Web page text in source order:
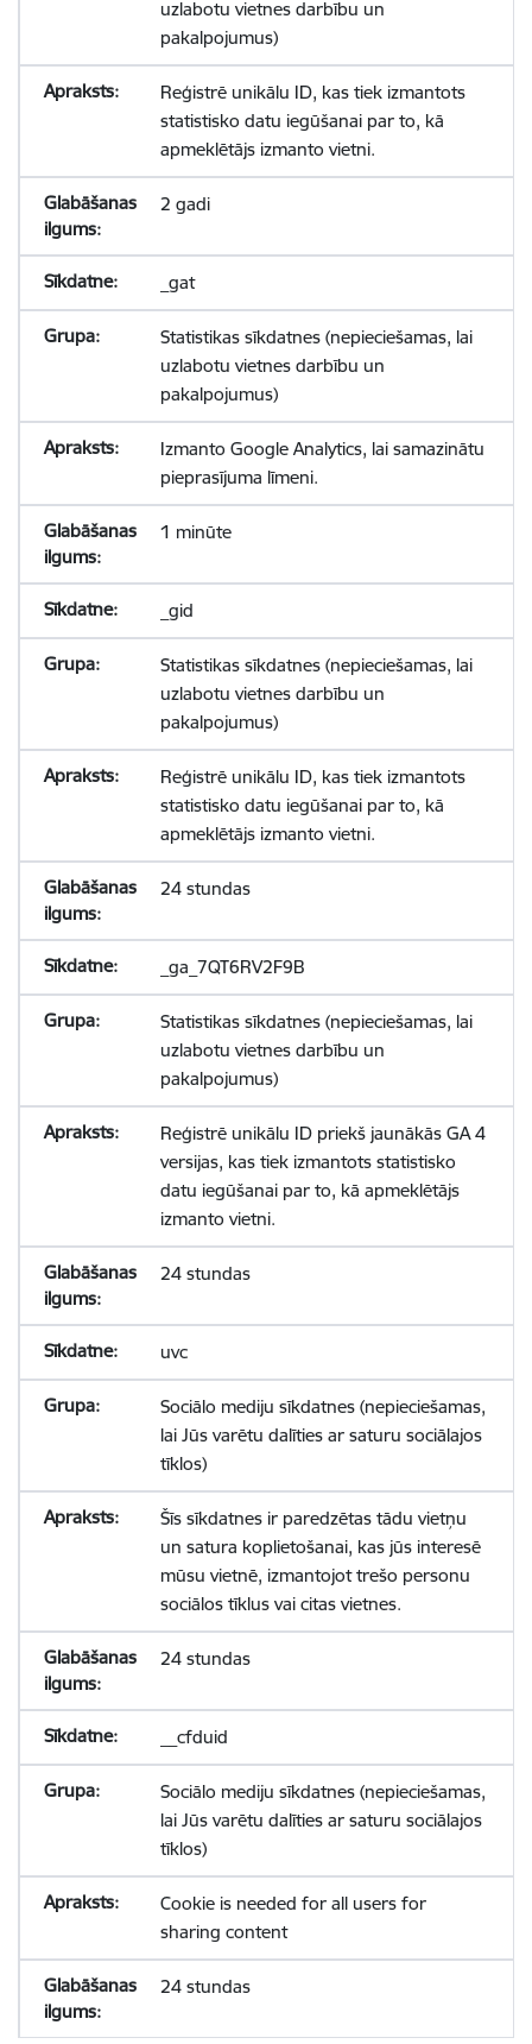
uzlabotu vietnes darbību un
pakalpojumus)
Reģistrē unikālu ID, kas tiek izmantots
statistisko datu iegūšanai par to, kā
apmeklētājs izmanto vietni.
2 gadi
_gat
Statistikas sīkdatnes (nepieciešamas, lai
uzlabotu vietnes darbību un
pakalpojumus)
Izmanto Google Analytics, lai samazinātu
pieprasījuma līmeni.
1 minūte
_gid
Statistikas sīkdatnes (nepieciešamas, lai
uzlabotu vietnes darbību un
pakalpojumus)
Reģistrē unikālu ID, kas tiek izmantots
statistisko datu iegūšanai par to, kā
apmeklētājs izmanto vietni.
24 stundas
_ga_7QT6RV2F9B
Statistikas sīkdatnes (nepieciešamas, lai
uzlabotu vietnes darbību un
pakalpojumus)
Reģistrē unikālu ID priekš jaunākās GA 4
versijas, kas tiek izmantots statistisko
datu iegūšanai par to, kā apmeklētājs
izmanto vietni.
24 stundas
uvc
Sociālo mediju sīkdatnes (nepieciešamas,
lai Jūs varētu dalīties ar saturu sociālajos
tīklos)
Šīs sīkdatnes ir paredzētas tādu vietņu
un satura koplietošanai, kas jūs interesē
mūsu vietnē, izmantojot trešo personu
sociālos tīklus vai citas vietnes.
24 stundas
__cfduid
Sociālo mediju sīkdatnes (nepieciešamas,
lai Jūs varētu dalīties ar saturu sociālajos
tīklos)
Cookie is needed for all users for
sharing content
24 stundas